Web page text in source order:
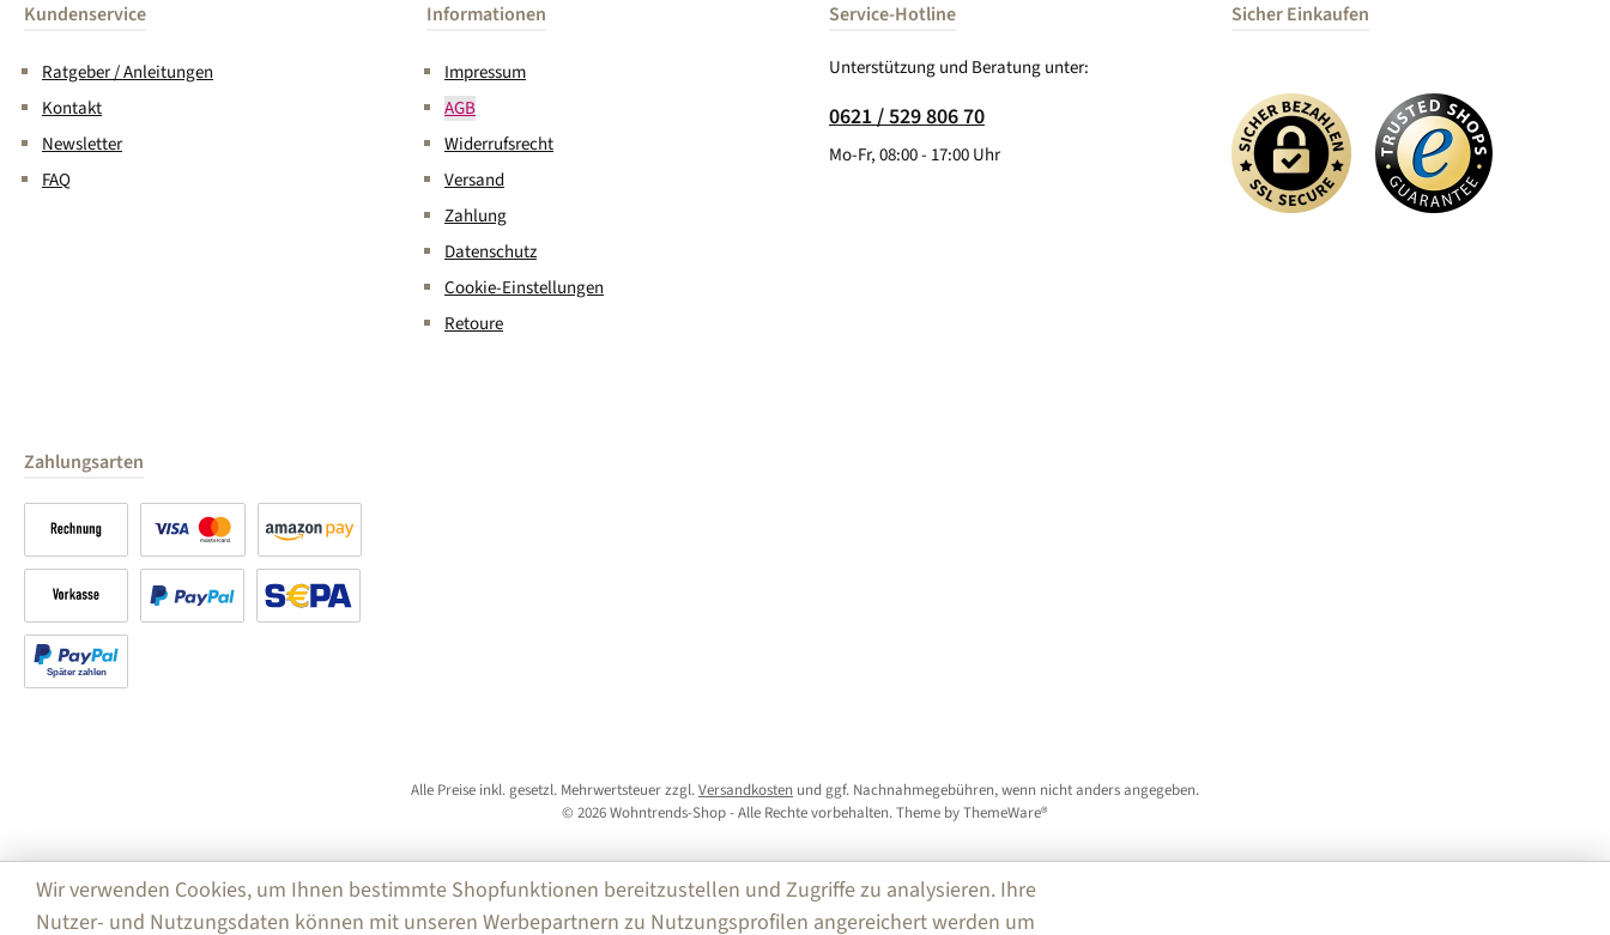
Kundenservice
Ratgeber / Anleitungen
Kontakt
Newsletter
FAQ
Informationen
Impressum
AGB
Widerrufsrecht
Versand
Zahlung
Datenschutz
Cookie-Einstellungen
Retoure
Service-Hotline
Unterstützung und Beratung unter:
0621 / 529 806 70
Mo-Fr, 08:00 - 17:00 Uhr
Sicher Einkaufen
Zahlungsarten
Kreditkarte Amazon Pay
Vorkasse
Rechnung
Alle Preise inkl. gesetzl. Mehrwertsteuer zzgl.Versandkosten und ggf. Nachnahmegebühren, wenn nicht anders angegeben.
© 2026 Wohntrends-Shop - Alle Rechte vorbehalten. Theme byThemeWare®
Wir verwenden Cookies, um Ihnen bestimmte Shopfunktionen bereitzustellen und Zugriffe zu analysieren. Ihre
Nutzer- und Nutzungsdaten können mit unseren Werbepartnern zu Nutzungsprofilen angereichert werden um